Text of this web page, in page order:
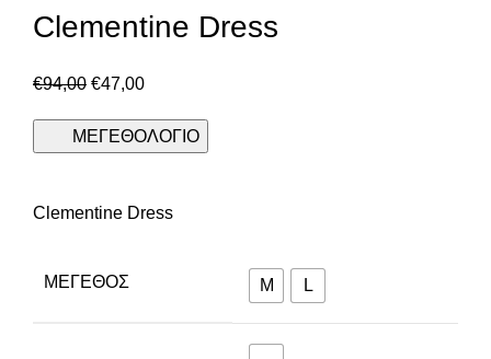
Clementine Dress
€94,00 €47,00
ΜΕΓΕΘΟΛΟΓΙΟ
Clementine Dress
ΜΈΓΕΘΟΣ M L